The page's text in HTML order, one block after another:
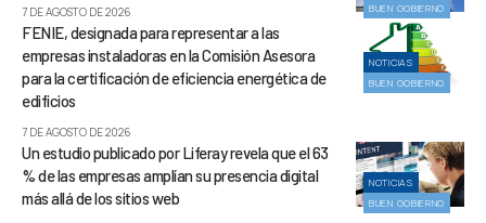
BUEN GOBIERNO
7 DE AGOSTO DE 2026
NOTICIAS
BUEN GOBIERNO
FENIE, designada para representar a las
empresas instaladoras en la Comisión Asesora
para la certificación de eficiencia energética de
edificios
7 DE AGOSTO DE 2026
NOTICIAS
BUEN GOBIERNO
Un estudio publicado por Liferay revela que el 63
% de las empresas amplían su presencia digital
más allá de los sitios web